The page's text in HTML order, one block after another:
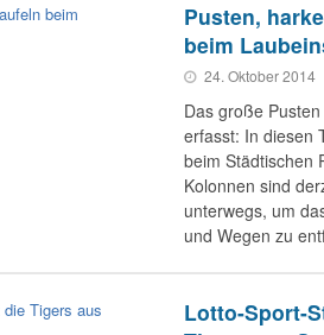
Pusten,
beim
24. Oktober 2014
Das große
erfasst: In diesen
beim Städtischen
Kolonnen sind
unterwegs, um
und Wegen zu
Lotto-Sport-